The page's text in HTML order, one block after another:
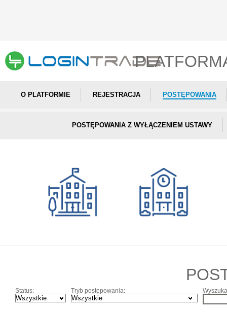
O PLATFORMIE REJESTRACJA POSTĘPOWANIA
POSTĘPOWANIA Z WYŁĄCZENIEM USTAWY
Status: Tryb postępowania: